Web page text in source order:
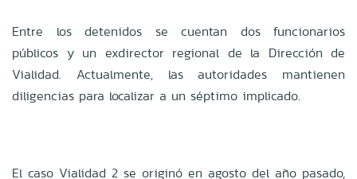
Entre los detenidos se cuentan dos funcionarios
públicos y un exdirector regional de la Dirección de
Vialidad. Actualmente, las autoridades mantienen
diligencias para localizar a un séptimo implicado.
El caso Vialidad 2 se originó en agosto del año pasado,